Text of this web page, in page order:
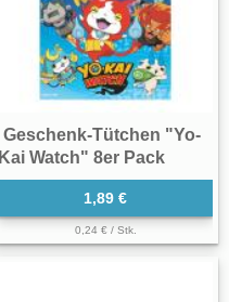
Geschenk-Tütchen "Yo-
Kai Watch" 8er Pack
1,89 €
0,24 € / Stk.